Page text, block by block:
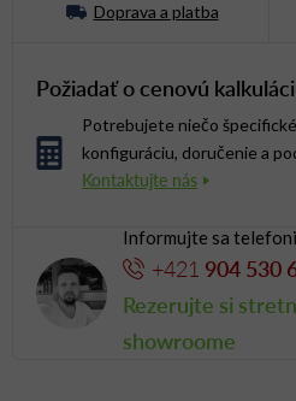
Doprava a platba
Požiadať o cenovú
Potrebujete niečo
konfiguráciu, doručenie a
Informujte sa
+421 904 530
Rezerujte si
showroome